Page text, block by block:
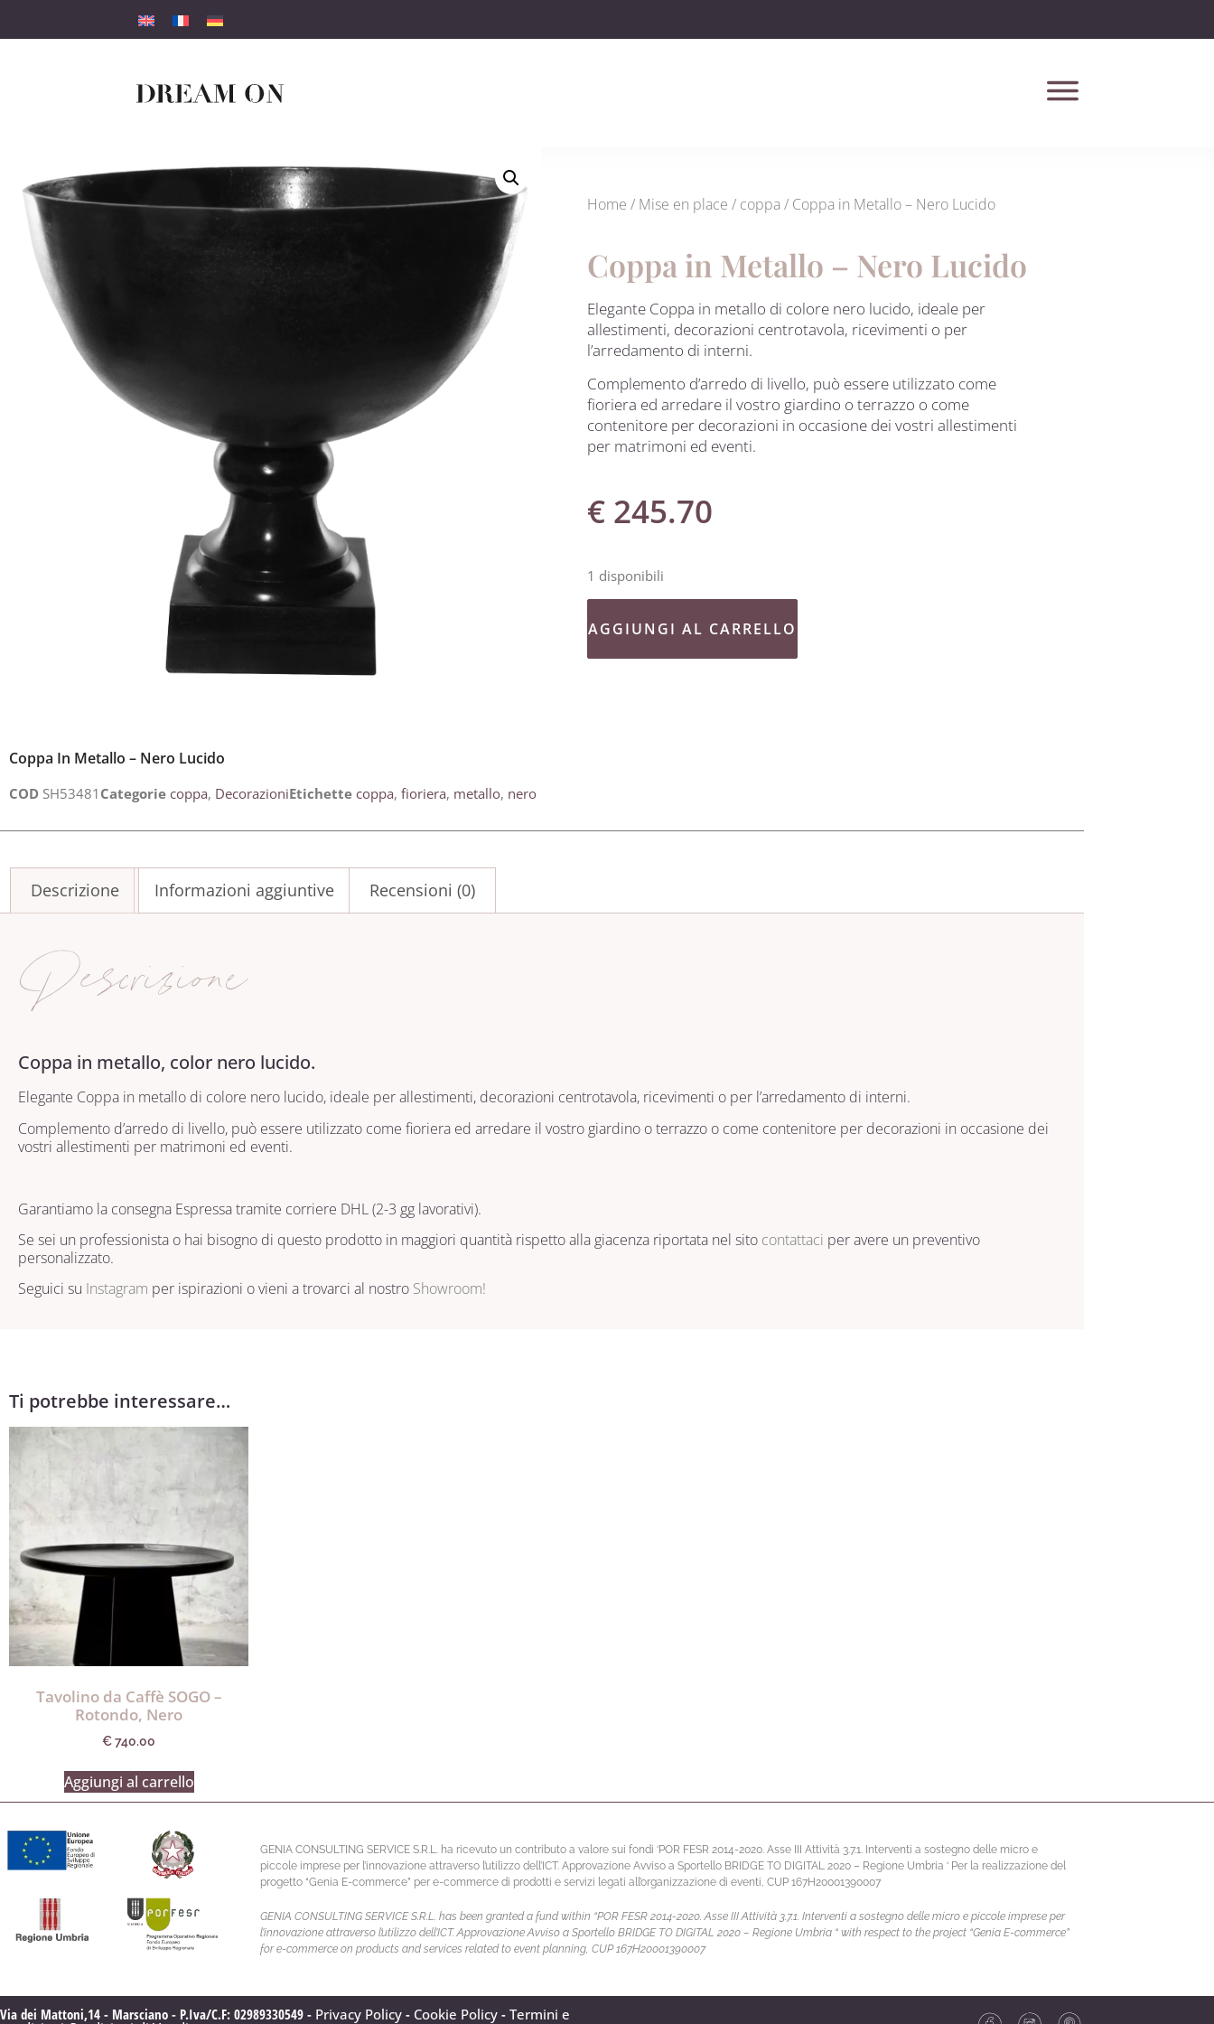
Home / Mise en place / coppa / Coppa in Metallo – Nero Lucido
Coppa in Metallo – Nero Lucido
Elegante Coppa in metallo di colore nero lucido, ideale per
allestimenti, decorazioni centrotavola, ricevimenti o per
l’arredamento di interni.
Complemento d’arredo di livello, può essere utilizzato come
fioriera ed arredare il vostro giardino o terrazzo o come
contenitore per decorazioni in occasione dei vostri allestimenti
per matrimoni ed eventi.
€ 245.70
1 disponibili
AGGIUNGI AL CARRELLO
Coppa In Metallo – Nero Lucido
COD SH53481 Categorie coppa, DecorazioniEtichette coppa, fioriera, metallo, nero
Descrizione Informazioni aggiuntive Recensioni (0)
Descrizione
Coppa in metallo, color nero lucido.
Elegante Coppa in metallo di colore nero lucido, ideale per allestimenti, decorazioni centrotavola, ricevimenti o per l’arredamento di interni.
Complemento d’arredo di livello, può essere utilizzato come fioriera ed arredare il vostro giardino o terrazzo o come contenitore per decorazioni in occasione dei
vostri allestimenti per matrimoni ed eventi.
Garantiamo la consegna Espressa tramite corriere DHL (2-3 gg lavorativi).
Se sei un professionista o hai bisogno di questo prodotto in maggiori quantità rispetto alla giacenza riportata nel sito contattaci per avere un preventivo
personalizzato.
Seguici su Instagram per ispirazioni o vieni a trovarci al nostro Showroom!
Ti potrebbe interessare…
Tavolino da Caffè SOGO –
Rotondo, Nero
€740.00
Aggiungi al carrello
GENIA CONSULTING SERVICE S.R.L. ha ricevuto un contributo a valore sui fondi ‘POR FESR 2014-2020. Asse III Attività 3.7.1. Interventi a sostegno delle micro e
piccole imprese per l’innovazione attraverso l’utilizzo dell’ICT. Approvazione Avviso a Sportello BRIDGE TO DIGITAL 2020 – Regione Umbria ‘ Per la realizzazione del
progetto “Genia E-commerce” per e-commerce di prodotti e servizi legati all’organizzazione di eventi, CUP 167H20001390007
GENIA CONSULTING SERVICE S.R.L. has been granted a fund within “POR FESR 2014-2020. Asse III Attività 3.7.1. Interventi a sostegno delle micro e piccole imprese per
l’innovazione attraverso l’utilizzo dell’ICT. Approvazione Avviso a Sportello BRIDGE TO DIGITAL 2020 – Regione Umbria “ with respect to the project “Genia E-commerce”
for e-commerce on products and services related to event planning, CUP 167H20001390007
Via dei Mattoni,14 - Marsciano - P.Iva/C.F: 02989330549 - Privacy Policy - Cookie Policy - Termini e